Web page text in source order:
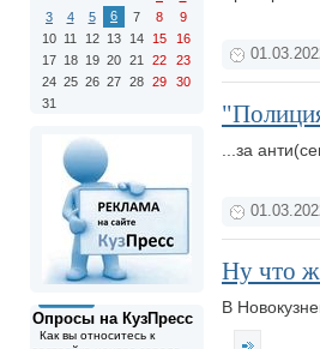
3
4 5 6 7 8
9
10 11 12 13 14 15
16
17 18 19 20 21 22
23
24 25 26 27 28 29
30
31
Опросы на КузПресс
Как вы относитесь к
...за
Ну что
В